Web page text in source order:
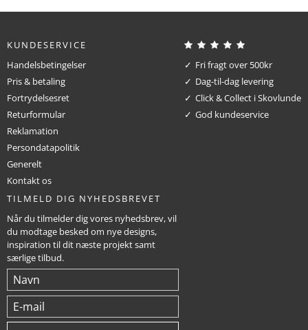
KUNDESERVICE
Handelsbetingelser
Pris & betaling
Fortrydelsesret
Returformular
Reklamation
Persondatapolitik
Generelt
Kontakt os
Fri fragt over 500kr
Dag-til-dag levering
Click & Collect i Skovlunde
God kundeservice
TILMELD DIG NYHEDSBREVET
Når du tilmelder dig vores nyhedsbrev, vil
du modtage besked om nye designs,
inspiration til dit næste projekt samt
særlige tilbud.